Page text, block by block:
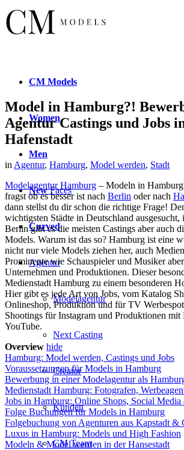
CM Models
Women
Men
NewFaces
Curved
Agentur
Modelagentur
Next Casting
Creator
Kunden
CM Team
Model in Hamburg?!
Agentur Castings und Jobs
Hafenstadt
in Agentur, Hamburg, Model werden, Stadt
Modelagentur Hamburg – Modeln in
fragst ob es besser ist nach Berlin oder nach
dann stellst du dir schon die richtige Frage!
wichtigsten Städte in Deutschland
Berlin gibt es die meisten Castings aber auch
Models. Warum ist das so? Hamburg ist eine
nicht nur viele Models ziehen her, auch
Prominente wie Schauspieler und Musiker
Unternehmen und Produktionen. Dieser
Medienstadt Hamburg zu einem besonderen
Hier gibt es jede Art von Jobs, vom Katalog
Onlineshop, Produktion und für TV
Shootings für Instagram und Produktionen
YouTube.
Overview hide
Hamburg: Model werden, Castings und Jobs
Voraussetzungen für Models in Hamburg
Bewerbung in einer Modelagentur als
Medienstadt Hamburg: Fotografen,
Jobs in Hamburg: Online Shops, Social
Folge Buchungen für Models in Hamburg
Folgebuchung von Agenturen aus Kapstadt &
Luxus in Hamburg: Models und High Fashion
Modeln & Model werden in der Hansestadt